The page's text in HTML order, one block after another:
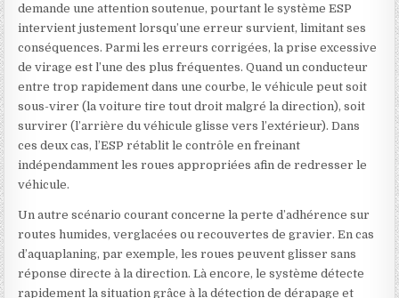
demande une attention soutenue, pourtant le système ESP
intervient justement lorsqu’une erreur survient, limitant ses
conséquences. Parmi les erreurs corrigées, la prise excessive
de virage est l’une des plus fréquentes. Quand un conducteur
entre trop rapidement dans une courbe, le véhicule peut soit
sous-virer (la voiture tire tout droit malgré la direction), soit
survirer (l’arrière du véhicule glisse vers l’extérieur). Dans
ces deux cas, l’ESP rétablit le contrôle en freinant
indépendamment les roues appropriées afin de redresser le
véhicule.
Un autre scénario courant concerne la perte d’adhérence sur
routes humides, verglacées ou recouvertes de gravier. En cas
d’aquaplaning, par exemple, les roues peuvent glisser sans
réponse directe à la direction. Là encore, le système détecte
rapidement la situation grâce à la détection de dérapage et